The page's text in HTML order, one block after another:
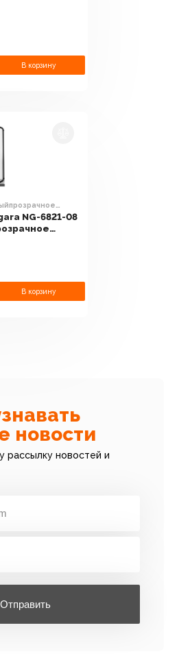
В корзину
NG-6821-08
В корзину
новости
рассылку новостей и
Отправить